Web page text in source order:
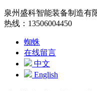
泉州盛科智能装备制造有
热线：13506004450
蜘蛛
在线留言
中文
English